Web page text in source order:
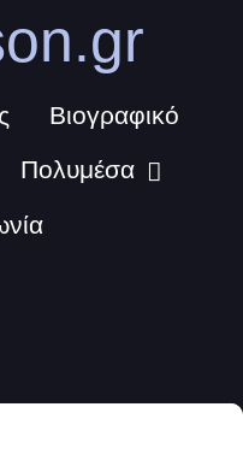
Βιογραφικό
Πολυμέσα